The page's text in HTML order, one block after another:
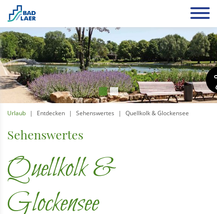
Urlaub Entdecken Sehenswertes Quellkolk & Glockensee
Sehenswertes
Quellkolk &
Glockensee